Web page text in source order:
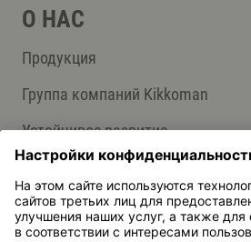
О НАС
Продукция
Группа компаний Kikkoman
Устойчивое развитие
СЛУЖБА ПОДДЕРЖКИ
Ответы на вопросы